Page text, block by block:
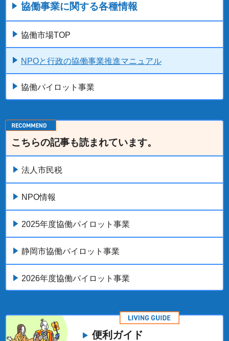
協働事業に関する各種情報
協働市場TOP
NPOと行政の協働事業推進マニュアル
協働パイロット事業
こちらの記事も読まれています。
法人市民税
NPO情報
2025年度協働パイロット事業
静岡市協働パイロット事業
2026年度協働パイロット事業
便利ガイド